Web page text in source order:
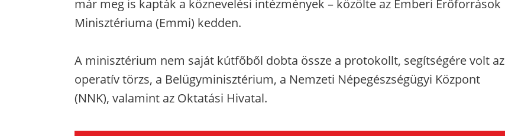
már meg is kapták a köznevelési intézmények – közölte az Emberi Erőforrások
Minisztériuma (Emmi) kedden.
A minisztérium nem saját kútfőből dobta össze a protokollt, segítségére volt az
operatív törzs, a Belügyminisztérium, a Nemzeti Népegészségügyi Központ
(NNK), valamint az Oktatási Hivatal.